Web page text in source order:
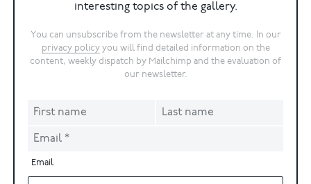
interesting topics of the gallery.
You can unsubscribe from the newsletter at any time. In our
privacy policyyou will find detailed information on the
content, weekly dispatch by Mailchimp and the evaluation of
our newsletter.
Email